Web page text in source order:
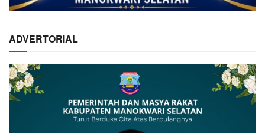
ADVERTORIAL